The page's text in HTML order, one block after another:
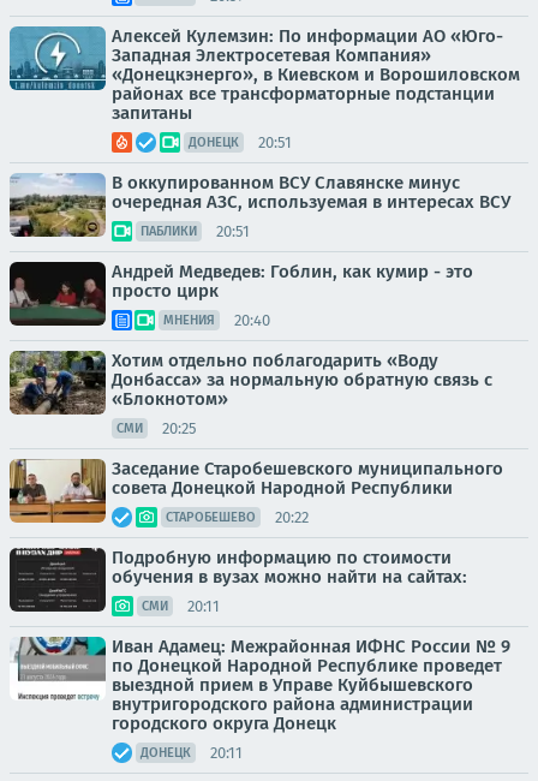
Алексей Кулемзин: По информации АО «Юго-
Западная Электросетевая Компания»
«Донецкэнерго», в Киевском и Ворошиловском
районах все трансформаторные подстанции
запитаны
ДОНЕЦК 20:51
В оккупированном ВСУ Славянске минус
очередная АЗС, используемая в интересах ВСУ
ПАБЛИКИ 20:51
Андрей Медведев: Гоблин, как кумир - это
просто цирк
МНЕНИЯ 20:40
Хотим отдельно поблагодарить «Воду
Донбасса» за нормальную обратную связь с
«Блокнотом»
СМИ 20:25
Заседание Старобешевского муниципального
совета Донецкой Народной Республики
СТАРОБЕШЕВО 20:22
Подробную информацию по стоимости
обучения в вузах можно найти на сайтах:
СМИ 20:11
Иван Адамец: Межрайонная ИФНС России № 9
по Донецкой Народной Республике проведет
выездной прием в Управе Куйбышевского
внутригородского района администрации
городского округа Донецк
ДОНЕЦК 20:11